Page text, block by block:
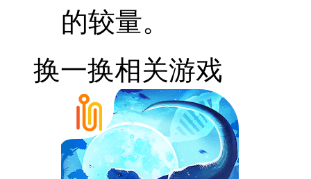
的较量。
换一换相关游戏